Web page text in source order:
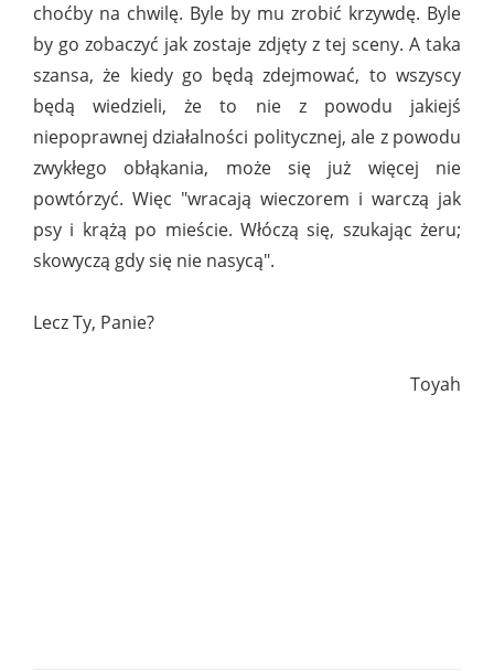
choćby na chwilę. Byle by mu zrobić krzywdę. Byle
by go zobaczyć jak zostaje zdjęty z tej sceny. A taka
szansa, że kiedy go będą zdejmować, to wszyscy
będą wiedzieli, że to nie z powodu jakiejś
niepoprawnej działalności politycznej, ale z powodu
zwykłego obłąkania, może się już więcej nie
powtórzyć. Więc "wracają wieczorem i warczą jak
psy i krążą po mieście. Włóczą się, szukając żeru;
skowyczą gdy się nie nasycą".
Lecz Ty, Panie?
Toyah